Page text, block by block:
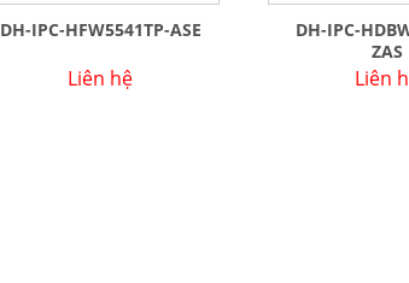
DH-IPC-HFW5541TP-ASE
Liên hệ
DH-IPC-
ZAS
Liên